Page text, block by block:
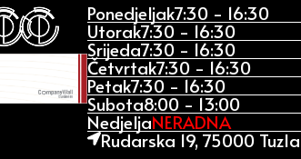
Ponedjeljak7:30 - 16:30
Utorak7:30 - 16:30
Srijeda7:30 - 16:30
Četvrtak7:30 - 16:30
Petak7:30 - 16:30
Subota8:00 - 13:00
NedjeljaNERADNA
Rudarska 19, 75000 Tuzla